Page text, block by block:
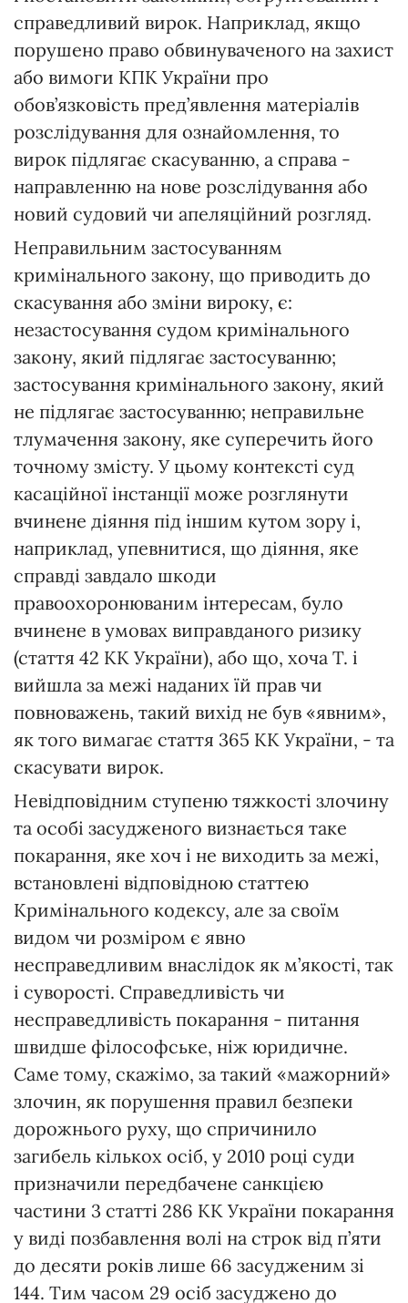
справедливий вирок. Наприклад, якщо
порушено право обвинуваченого на захист
або вимоги КПК України про
обов’язковість пред’явлення матеріалів
розслідування для ознайомлення, то
вирок підлягає скасуванню, а справа -
направленню на нове розслідування або
новий судовий чи апеляційний розгляд.
Неправильним застосуванням
кримінального закону, що приводить до
скасування або зміни вироку, є:
незастосування судом кримінального
закону, який підлягає застосуванню;
застосування кримінального закону, який
не підлягає застосуванню; неправильне
тлумачення закону, яке суперечить його
точному змісту. У цьому контексті суд
касаційної інстанції може розглянути
вчинене діяння під іншим кутом зору і,
наприклад, упевнитися, що діяння, яке
справді завдало шкоди
правоохоронюваним інтересам, було
вчинене в умовах виправданого ризику
(стаття 42 КК України), або що, хоча Т. і
вийшла за межі наданих їй прав чи
повноважень, такий вихід не був «явним»,
як того вимагає стаття 365 КК України, - та
скасувати вирок.
Невідповідним ступеню тяжкості злочину
та особі засудженого визнається таке
покарання, яке хоч і не виходить за межі,
встановлені відповідною статтею
Кримінального кодексу, але за своїм
видом чи розміром є явно
несправедливим внаслідок як м’якості, так
і суворості. Справедливість чи
несправедливість покарання - питання
швидше філософське, ніж юридичне.
Саме тому, скажімо, за такий «мажорний»
злочин, як порушення правил безпеки
дорожнього руху, що спричинило
загибель кількох осіб, у 2010 році суди
призначили передбачене санкцією
частини 3 статті 286 КК України покарання
у виді позбавлення волі на строк від п’яти
до десяти років лише 66 засудженим зі
144. Тим часом 29 осіб засуджено до